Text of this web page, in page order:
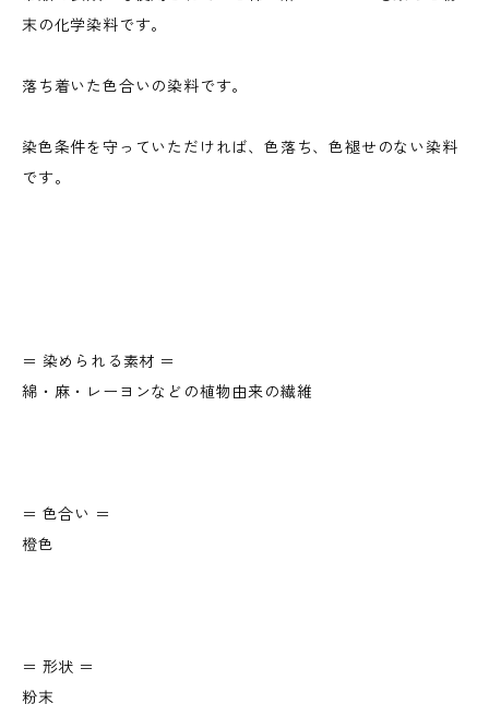
末の化学染料です。
落ち着いた色合いの染料です。
染色条件を守っていただければ、色落ち、色褪せのない染料
です。
＝ 染められる素材 ＝
綿・麻・レーヨンなどの植物由来の繊維
＝ 色合い ＝
橙色
＝ 形状 ＝
粉末